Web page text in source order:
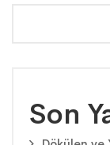
Son